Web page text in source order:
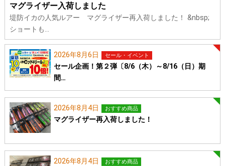
マグライザー入荷しました
堤防イカの人気ルアー マグライザー再入荷しました！ &nbsp;
ショートも…
2026年8月6日 セール・イベント
セール企画！第２弾〔8/6（木）～8/16（日）期
間…
2026年8月4日 おすすめ商品
マグライザー再入荷しました！
2026年8月4日 おすすめ商品